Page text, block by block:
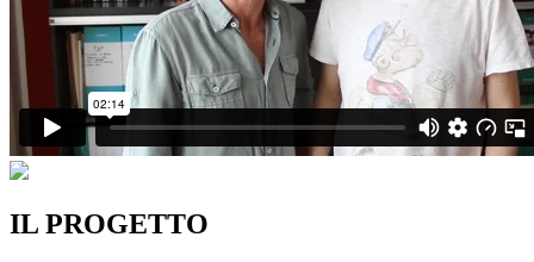
IL PROGETTO